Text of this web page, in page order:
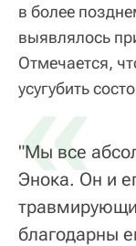
в более
выявлялось
Отмечается,
усугубить
«
"Мы все
Энока. Он и
благодарны